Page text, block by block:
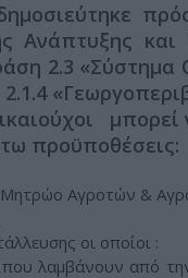
Ανάπτυξης
2.3 «Σύστημα
προϋποθέσεις:
Μητρώο Αγροτών &
οι οποίοι :
λαμβάνουν από